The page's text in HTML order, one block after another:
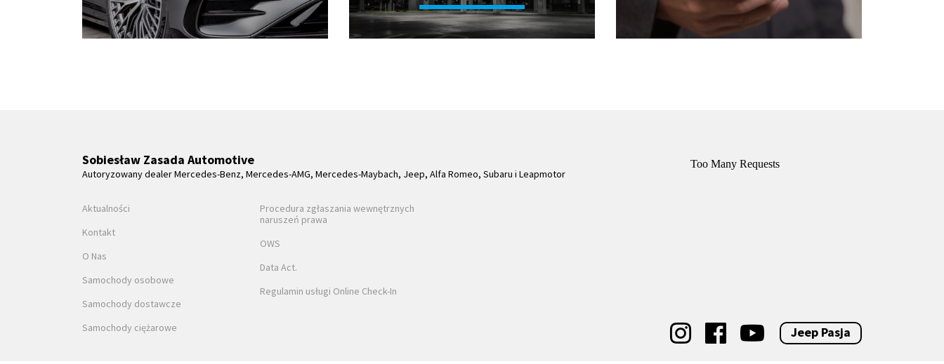
Sobiesław Zasada Automotive
Autoryzowany dealer Mercedes-Benz, Mercedes-AMG, Mercedes-Maybach, Jeep, Alfa Romeo, Subaru i Leapmotor
Aktualności
Kontakt
O Nas
Samochody osobowe
Samochody dostawcze
Samochody ciężarowe
Procedura zgłaszania wewnętrznych
naruszeń prawa
OWS
Data Act.
Regulamin usługi Online Check-In
Jeep Pasja